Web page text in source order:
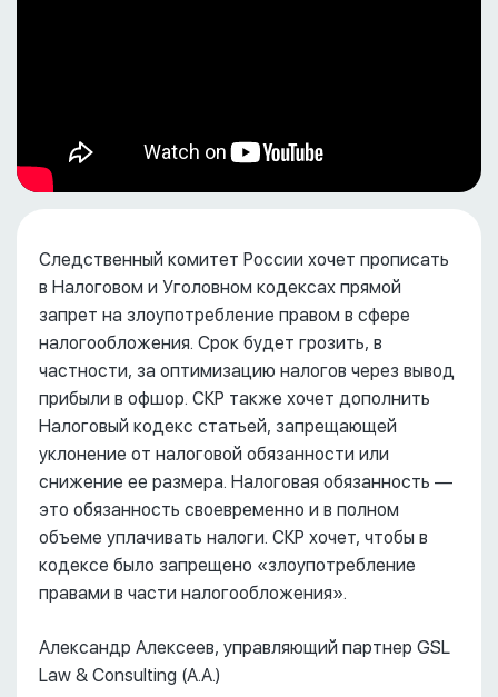
Следственный комитет России хочет прописать
в Налоговом и Уголовном кодексах прямой
запрет на злоупотребление правом в сфере
налогообложения. Срок будет грозить, в
частности, за оптимизацию налогов через вывод
прибыли в офшор. СКР также хочет дополнить
Налоговый кодекс статьей, запрещающей
уклонение от налоговой обязанности или
снижение ее размера. Налоговая обязанность —
это обязанность своевременно и в полном
объеме уплачивать налоги. СКР хочет, чтобы в
кодексе было запрещено «злоупотребление
правами в части налогообложения».
Александр Алексеев, управляющий партнер GSL
Law & Consulting (А.А.)